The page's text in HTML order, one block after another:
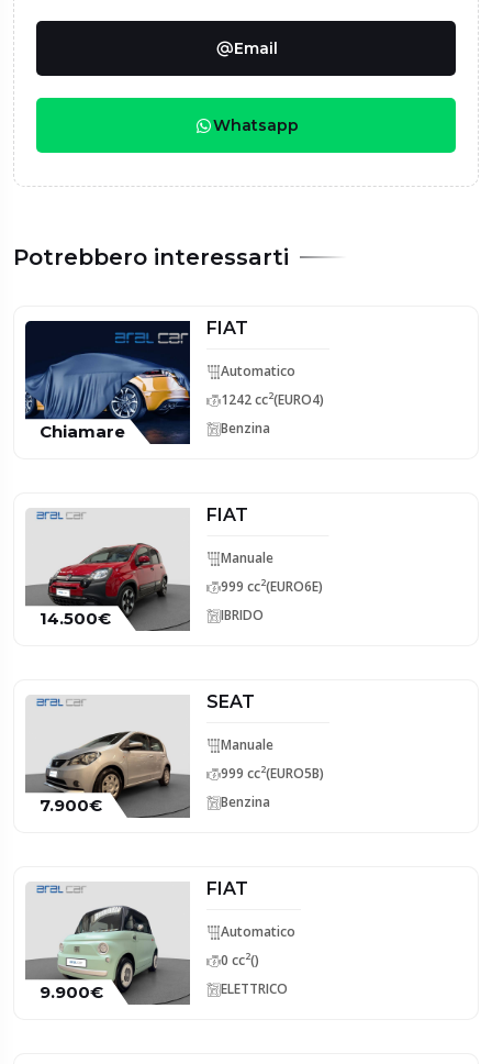
Email
Whatsapp
Potrebbero interessarti
Chiamare
FIAT
Automatico
1242 cc2(EURO4)
Benzina
14.500€
FIAT
Manuale
999 cc2(EURO6E)
IBRIDO
7.900€
SEAT
Manuale
999 cc2(EURO5B)
Benzina
9.900€
FIAT
Automatico
0 cc2()
ELETTRICO